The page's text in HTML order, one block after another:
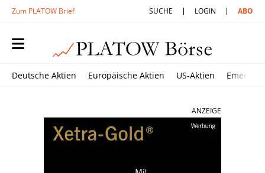
Zum PLATOW Brief SUCHE LOGIN ABO
Deutsche Aktien Europäische Aktien US-Aktien
ANZEIGE